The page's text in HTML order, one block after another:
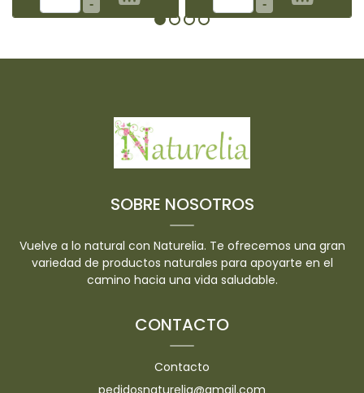
-
-
SOBRE NOSOTROS
Vuelve a lo natural con Naturelia. Te ofrecemos una gran
variedad de productos naturales para apoyarte en el
camino hacia una vida saludable.
CONTACTO
Contacto